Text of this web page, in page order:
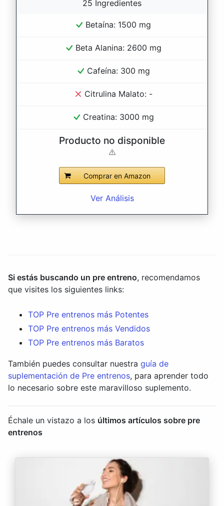
25 Ingredientes
Betaína: 1500 mg
Beta Alanina: 2600 mg
Cafeína: 300 mg
Citrulina Malato: -
Creatina: 3000 mg
Producto no disponible
Comprar en Amazon
Ver Análisis
Si estás buscando un pre entreno, recomendamos
que visites los siguientes links:
TOP Pre entrenos más Potentes
TOP Pre entrenos más Vendidos
TOP Pre entrenos más Baratos
También puedes consultar nuestra guía de
suplementación de Pre entrenos, para aprender todo
lo necesario sobre este maravilloso suplemento.
Échale un vistazo a los últimos artículos sobre pre
entrenos